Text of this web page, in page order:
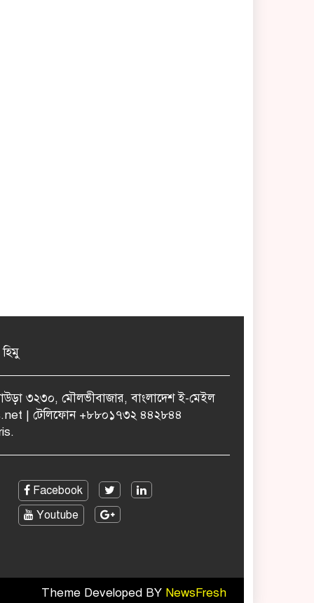
৩২৩০, মৌলভীবাজার, বাংলাদেশ ই-মেইল
| টেলিফোন +৮৮০১৭৩২ ৪৪২৮৪৪
Facebook
Youtube
Theme Developed BY NewsFresh